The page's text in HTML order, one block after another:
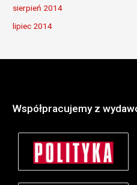
sierpień 2014
lipiec 2014
Współpracujemy z